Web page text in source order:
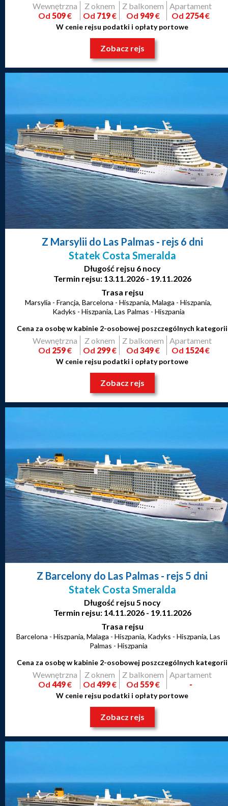
Wewnętrzna
Od 509€
Z oknem
Od 719€
Z balkonem
Od 949€
Apartament
Od 2754€
W cenie rejsu podatki i opłaty portowe
Zobacz rejs
Z Marsylii do Las Palmas- rejs 6 dni
Statek Costa Smeralda
Długość rejsu 6 nocy
Termin rejsu: 13.11.2026 - 19.11.2026
Trasa rejsu
Marsylia - Francja, Barcelona - Hiszpania, Malaga - Hiszpania,
Kadyks - Hiszpania, Las Palmas - Hiszpania
Cena za osobę w kabinie 2-osobowej poszczególnych kategorii
Wewnętrzna
Od 259€
Z oknem
Od 299€
Z balkonem
Od 349€
Apartament
Od 1524€
W cenie rejsu podatki i opłaty portowe
Zobacz rejs
Z Barcelony do Las Palmas - rejs 5 dni
Statek Costa Smeralda
Długość rejsu 5 nocy
Termin rejsu: 14.11.2026 - 19.11.2026
Trasa rejsu
Barcelona - Hiszpania, Malaga - Hiszpania, Kadyks - Hiszpania, Las
Palmas - Hiszpania
Cena za osobę w kabinie 2-osobowej poszczególnych kategorii
Wewnętrzna
Od 449€
Z oknem
Od 499€
Z balkonem
Od 559€
Apartament
-
W cenie rejsu podatki i opłaty portowe
Zobacz rejs